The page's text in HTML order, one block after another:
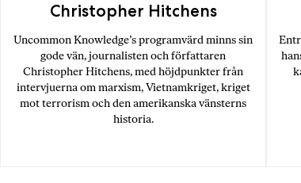
Christopher Hitchens
Uncommon Knowledge’s programvärd minns sin
gode vän, journalisten och författaren
Christopher Hitchens, med höjdpunkter från
intervjuerna om marxism, Vietnamkriget, kriget
mot terrorism och den amerikanska vänsterns
historia.